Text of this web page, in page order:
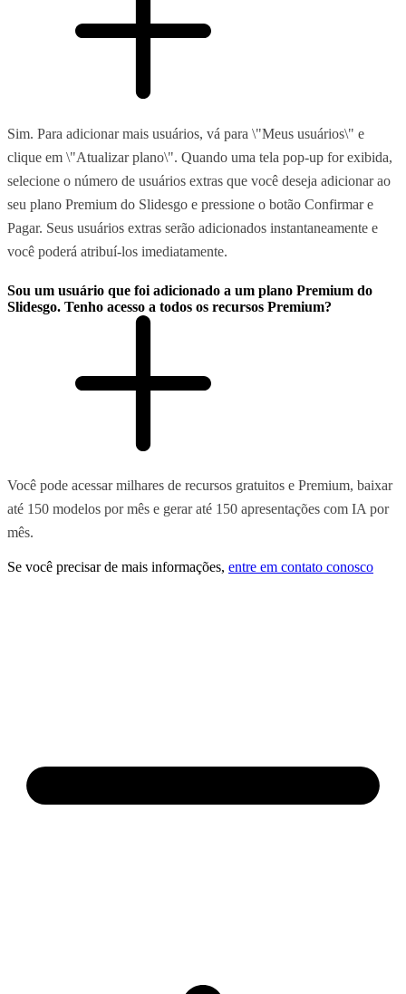
Sim. Para adicionar mais usuários, vá para \"Meus usuários\" e
clique em \"Atualizar plano\". Quando uma tela pop-up for exibida,
selecione o número de usuários extras que você deseja adicionar ao
seu plano Premium do Slidesgo e pressione o botão Confirmar e
Pagar. Seus usuários extras serão adicionados instantaneamente e
você poderá atribuí-los imediatamente.
Sou um usuário que foi adicionado a um plano Premium do
Slidesgo. Tenho acesso a todos os recursos Premium?
Você pode acessar milhares de recursos gratuitos e Premium, baixar
até 150 modelos por mês e gerar até 150 apresentações com IA por
mês.
Se você precisar de mais informações, entre em contato conosco